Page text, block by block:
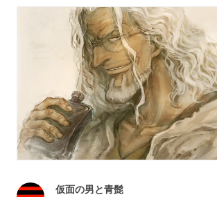
仮面の男と青髭